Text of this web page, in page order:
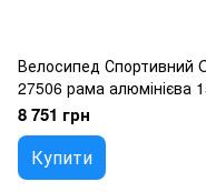
Велосипед Спортивний
27506 рама алюмінієва
швидкість, зібран на 75
8 751 грн
Купити